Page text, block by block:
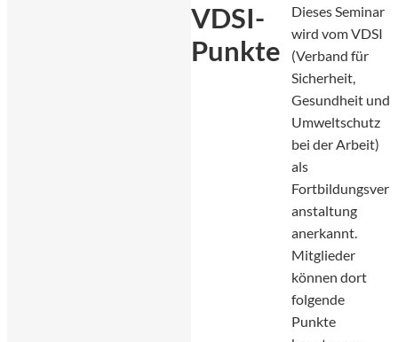
VDSI-
Punkte
Dieses Seminar
wird vom VDSI
(Verband für
Sicherheit,
Gesundheit und
Umweltschutz
bei der Arbeit)
als
Fortbildungsver
anstaltung
anerkannt.
Mitglieder
können dort
folgende
Punkte